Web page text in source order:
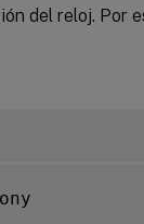
del reloj. Por